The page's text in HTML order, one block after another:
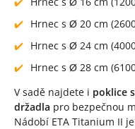
Hrnec s Ø 20 cm
Hrnec s Ø 24 cm
Hrnec s Ø 28 cm
V sadě najdete i poklice
držadla pro bezpečnou
Nádobí ETA Titanium II